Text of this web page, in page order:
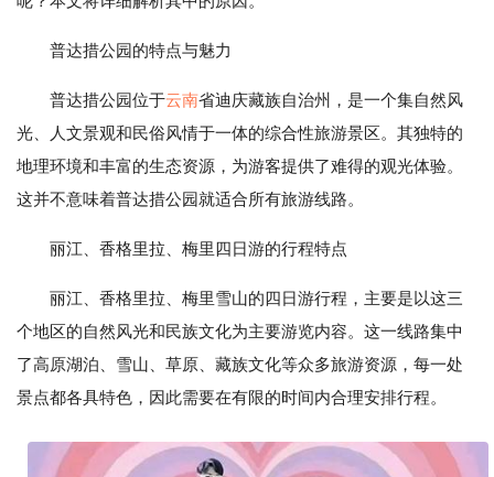
普达措公园的特点与魅力
普达措公园位于云南省迪庆藏族自治州，是一个集自然风
光、人文景观和民俗风情于一体的综合性旅游景区。其独特的
地理环境和丰富的生态资源，为游客提供了难得的观光体验。
这并不意味着普达措公园就适合所有旅游线路。
丽江、香格里拉、梅里四日游的行程特点
丽江、香格里拉、梅里雪山的四日游行程，主要是以这三
个地区的自然风光和民族文化为主要游览内容。这一线路集中
了高原湖泊、雪山、草原、藏族文化等众多旅游资源，每一处
景点都各具特色，因此需要在有限的时间内合理安排行程。